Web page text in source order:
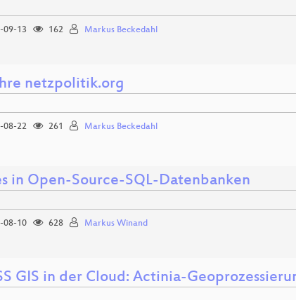
09-13 162 Markus Beckedahl
netzpolitik.org
08-22 261 Markus Beckedahl
in Open-Source-SQL-Datenbanken
08-10 628 Markus Winand
GIS in der Cloud: Actinia-